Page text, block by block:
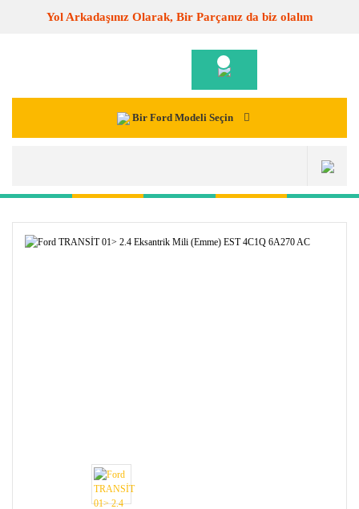
Yol Arkadaşınız Olarak, Bir Parçanız da biz olalım
Bir Ford Modeli Seçin